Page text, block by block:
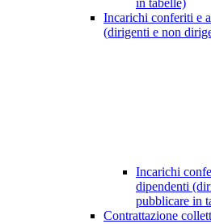
in tabelle)
Incarichi conferiti e
(dirigenti e non
Incarichi
dipendenti
pubblicare in
Contrattazione